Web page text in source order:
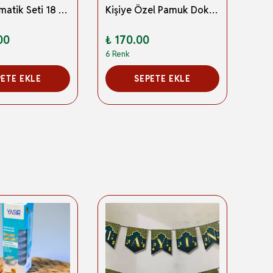
Taşlı Zikirmatik Seti 18 Adet Karışık Renk
EKLE
Kişiye Özel Pamuk Dokulu Seccade ve İnci Tesbih Özel Hediye Seti
₺ 170.00
6 Renk
SEPETE EKLE